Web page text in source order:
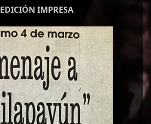
EDICIÓN IMPRESA